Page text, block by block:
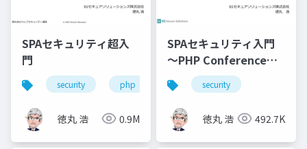
SPAセキュリティ超入
門
security php javascript
徳丸 浩 0.9M
SPAセキュリティ入門
～PHP Conference
Japan 2021
security
徳丸 浩 492.7K